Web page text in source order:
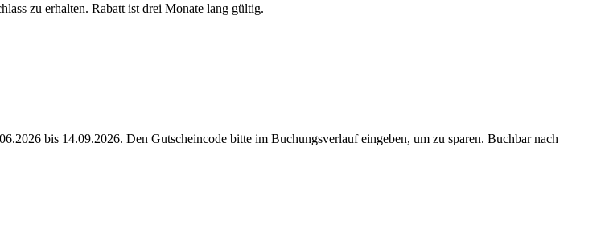
zu erhalten. Rabatt ist drei Monate lang gültig.
bis 14.09.2026. Den Gutscheincode bitte im Buchungsverlauf eingeben, um zu sparen. Buchbar nach